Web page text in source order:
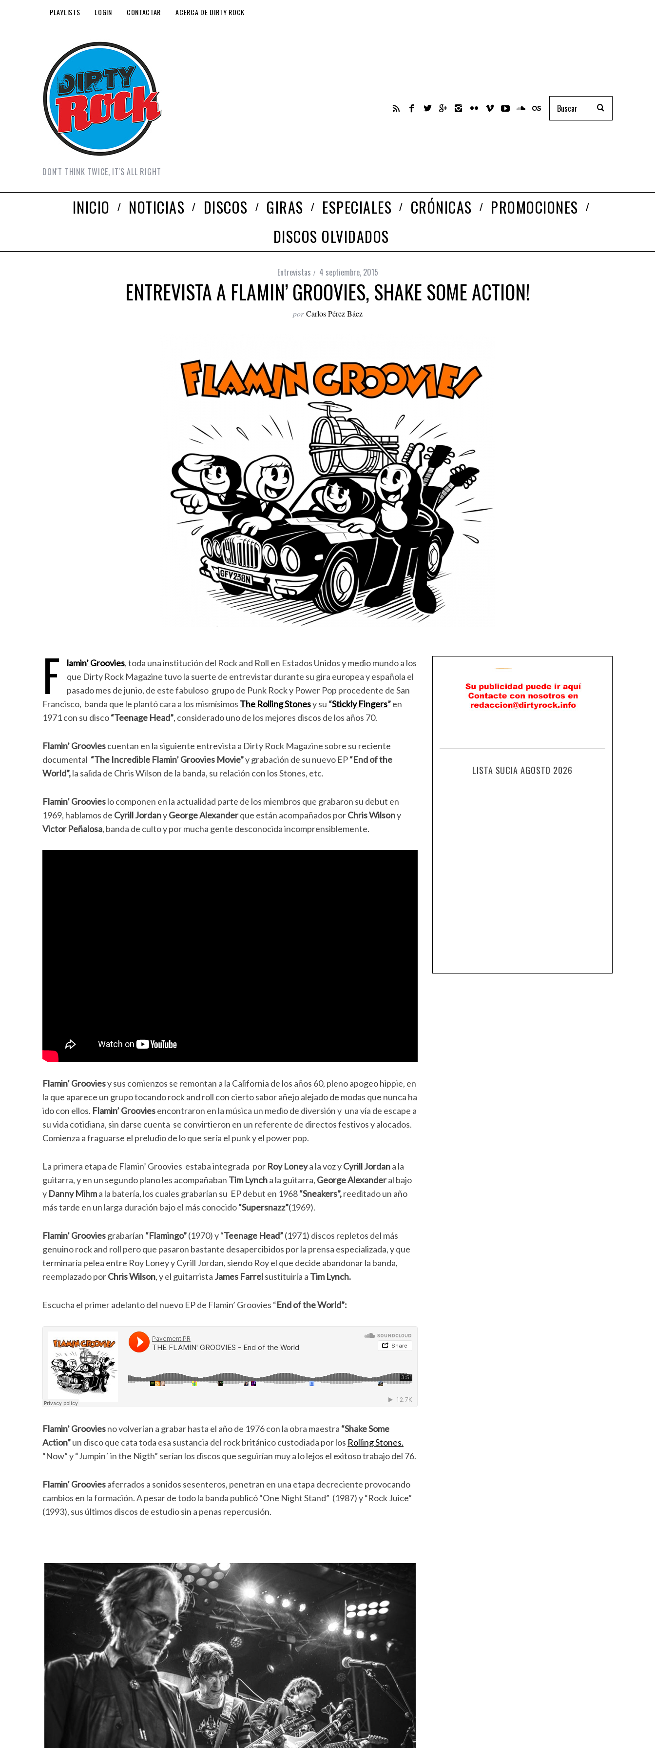
PLAYLISTS LOGIN CONTACTAR ACERCA DE DIRTY ROCK
DON'T THINK TWICE, IT'S ALL RIGHT
INICIO NOTICIAS DISCOS GIRAS ESPECIALES CRÓNICAS
PROMOCIONES
DISCOS OLVIDADOS
Entrevistas 4 septiembre, 2015
ENTREVISTA A FLAMIN’ GROOVIES, SHAKE SOME ACTION!
por Carlos Pérez Báez
F lamin’ Groovies, toda una institución del Rock and Roll en Estados Unidos y medio mundo a los
que Dirty Rock Magazine tuvo la suerte de entrevistar durante su gira europea y española el
pasado mes de junio, de este fabuloso grupo de Punk Rock y Power Pop procedente de San
Francisco, banda que le plantó cara a los mismísimos The Rolling Stonesy su “Stickly Fingers”en
1971 con su disco“Teenage Head”, considerado uno de los mejores discos de los años 70.
Flamin’ Grooviescuentan en la siguiente entrevista a Dirty Rock Magazine sobre su reciente
documental “The Incredible Flamin’ Groovies Movie”y grabación de su nuevo EP“End of the
World”,la salida de Chris Wilson de la banda, su relación con los Stones, etc.
Flamin’ Groovieslo componen en la actualidad parte de los miembros que grabaron su debut en
1969, hablamos de Cyrill JordanyGeorge Alexanderque están acompañados porChris Wilsony
Victor Peñalosa, banda de culto y por mucha gente desconocida incomprensiblemente.
Flamin’ Grooviesy sus comienzos se remontan a la California de los años 60, pleno apogeo hippie, en
la que aparece un grupo tocando rock and roll con cierto sabor añejo alejado de modas que nunca ha
ido con ellos. Flamin’ Grooviesencontraron en la música un medio de diversión y una vía de escape a
su vida cotidiana, sin darse cuenta se convirtieron en un referente de directos festivos y alocados.
Comienza a fraguarse el preludio de lo que sería el punk y el power pop.
La primera etapa de Flamin’ Groovies estaba integrada por Roy Loneya la voz yCyrill Jordana la
guitarra, y en un segundo plano les acompañaban Tim Lyncha la guitarra, George Alexanderal bajo
y Danny Mihma la batería, los cuales grabarían su EP debut en 1968“Sneakers”,reeditado un año
más tarde en un larga duración bajo el más conocido“Supersnazz”(1969).
Flamin’ Grooviesgrabarían “Flamingo”(1970) y “Teenage Head”(1971) discos repletos del más
genuino rock and roll pero que pasaron bastante desapercibidos por la prensa especializada, y que
terminaría pelea entre Roy Loney y Cyrill Jordan, siendo Roy el que decide abandonar la banda,
reemplazado porChris Wilson, y el guitarrista James Farrelsustituiría a Tim Lynch.
Escucha el primer adelanto del nuevo EP de Flamin’ Groovies “End of the World”:
Flamin’ Grooviesno volverían a grabar hasta el año de 1976 con la obra maestra “Shake Some
Action”un disco que cata toda esa sustancia del rock británico custodiada por los Rolling Stones.
“Now” y “Jumpin´ in the Nigth” serían los discos que seguirían muy a lo lejos el exitoso trabajo del 76.
Flamin’ Grooviesaferrados a sonidos sesenteros, penetran en una etapa decreciente provocando
cambios en la formación. A pesar de todo la banda publicó “One Night Stand” (1987) y “Rock Juice”
(1993), sus últimos discos de estudio sin a penas repercusión.
LISTA SUCIA AGOSTO 2026